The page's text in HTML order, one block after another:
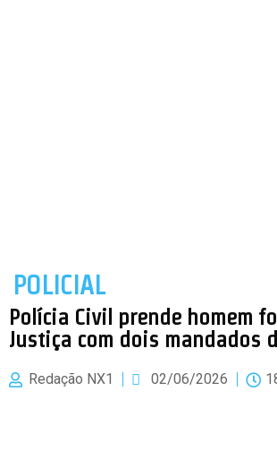
POLICIAL
Polícia Civil prende homem
Justiça com dois mandados
Redação NX1 02/06/2026